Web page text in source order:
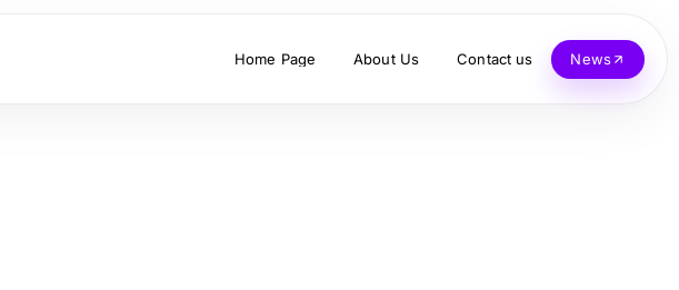
Home Page About Us Contact us News